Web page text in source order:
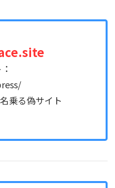
乗る偽サイト